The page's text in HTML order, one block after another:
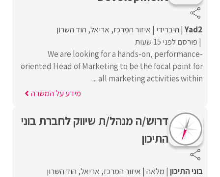
Yad2 היברידי איזור המרכז אריאל הוד השרון
פורסם לפני 15 שעות
We are looking for a hands-on, performance-
oriented Head of Marketing to be the focal point for
all marketing activities within ...
מידע על המשרה
דרוש/ה מנהל/ת שיווק לחברת בוני
התיכון
בוני התיכון מלאה איזור המרכז אריאל הוד השרון